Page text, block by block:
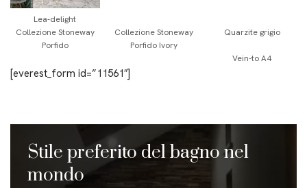
Lea-delight
Collezione Stoneway
Porfido
Collezione Stoneway
Porfido Ivory
Quarzite grigio
Vein-to A4
[everest_form id=”11561″]
Stile preferito del bagno nel
mondo